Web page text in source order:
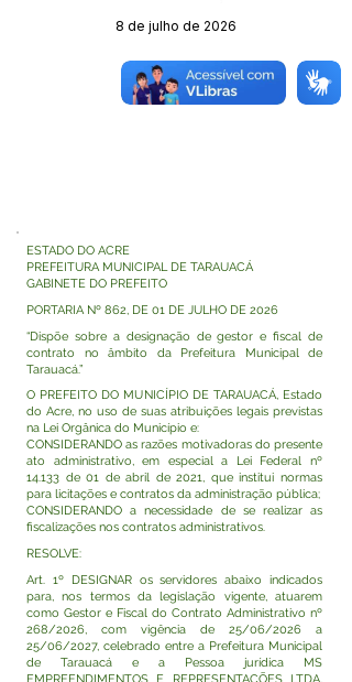
8 de julho de 2026
Órgão:
ESTADO DO ACRE
PREFEITURA MUNICIPAL DE TARAUACÁ
GABINETE DO PREFEITO
PORTARIA Nº 862, DE 01 DE JULHO DE 2026
“Dispõe sobre a designação de gestor e fiscal de
contrato no âmbito da Prefeitura Municipal de
Tarauacá.”
O PREFEITO DO MUNICÍPIO DE TARAUACÁ, Estado
do Acre, no uso de suas atribuições legais previstas
na Lei Orgânica do Município e:
CONSIDERANDO as razões motivadoras do presente
ato administrativo, em especial a Lei Federal nº
14.133 de 01 de abril de 2021, que institui normas
para licitações e contratos da administração pública;
CONSIDERANDO a necessidade de se realizar as
fiscalizações nos contratos administrativos.
RESOLVE:
Art. 1º DESIGNAR os servidores abaixo indicados
para, nos termos da legislação vigente, atuarem
como Gestor e Fiscal do Contrato Administrativo nº
268/2026, com vigência de 25/06/2026 a
25/06/2027, celebrado entre a Prefeitura Municipal
de Tarauacá e a Pessoa jurídica MS